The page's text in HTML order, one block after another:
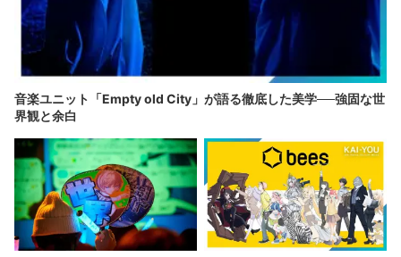
音楽ユニット「Empty old City」が語る徹底した美学──強固な世
界観と余白